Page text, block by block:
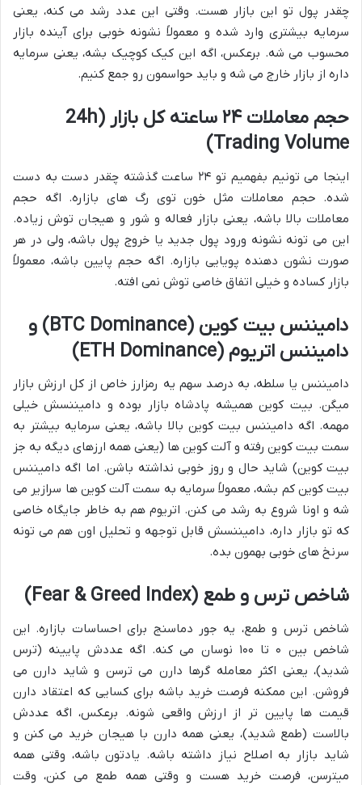
چقدر پول تو این بازار هست. وقتی این عدد رشد می کنه، یعنی
سرمایه بیشتری وارد شده و معمولاً نشونه خوبی برای آینده بازار
محسوب می شه. برعکس، اگه این کیک کوچیک بشه، یعنی سرمایه
داره از بازار خارج می شه و باید حواسمون رو جمع کنیم.
حجم معاملات ۲۴ ساعته کل بازار (24h
Trading Volume)
اینجا می تونیم بفهمیم تو ۲۴ ساعت گذشته چقدر دست به دست
شده. حجم معاملات مثل خون توی رگ های بازاره. اگه حجم
معاملات بالا باشه، یعنی بازار فعاله و شور و هیجان توش زیاده.
این می تونه نشونه ورود پول جدید یا خروج پول باشه، ولی در هر
صورت نشون دهنده پویایی بازاره. اگه حجم پایین باشه، معمولاً
بازار کساده و خیلی اتفاق خاصی توش نمی افته.
دامیننس بیت کوین (BTC Dominance) و
دامیننس اتریوم (ETH Dominance)
دامیننس یا سلطه، به درصد سهم یه رمزارز خاص از کل ارزش بازار
میگن. بیت کوین همیشه پادشاه بازار بوده و دامیننسش خیلی
مهمه. اگه دامیننس بیت کوین بالا باشه، یعنی سرمایه بیشتر به
سمت بیت کوین رفته و آلت کوین ها (یعنی همه ارزهای دیگه به جز
بیت کوین) شاید حال و روز خوبی نداشته باشن. اما اگه دامیننس
بیت کوین کم بشه، معمولاً سرمایه به سمت آلت کوین ها سرازیر می
شه و اونا شروع به رشد می کنن. اتریوم هم به خاطر جایگاه خاصی
که تو بازار داره، دامیننسش قابل توجهه و تحلیل اون هم می تونه
سرنخ های خوبی بهمون بده.
شاخص ترس و طمع (Fear & Greed Index)
شاخص ترس و طمع، یه جور دماسنج برای احساسات بازاره. این
شاخص بین ۰ تا ۱۰۰ نوسان می کنه. اگه عددش پایینه (ترس
شدید)، یعنی اکثر معامله گرها دارن می ترسن و شاید دارن می
فروشن. این ممکنه فرصت خرید باشه برای کسایی که اعتقاد دارن
قیمت ها پایین تر از ارزش واقعی شونه. برعکس، اگه عددش
بالاست (طمع شدید)، یعنی همه دارن با هیجان خرید می کنن و
شاید بازار به اصلاح نیاز داشته باشه. یادتون باشه، وقتی همه
میترسن، فرصت خرید هست و وقتی همه طمع می کنن، وقت